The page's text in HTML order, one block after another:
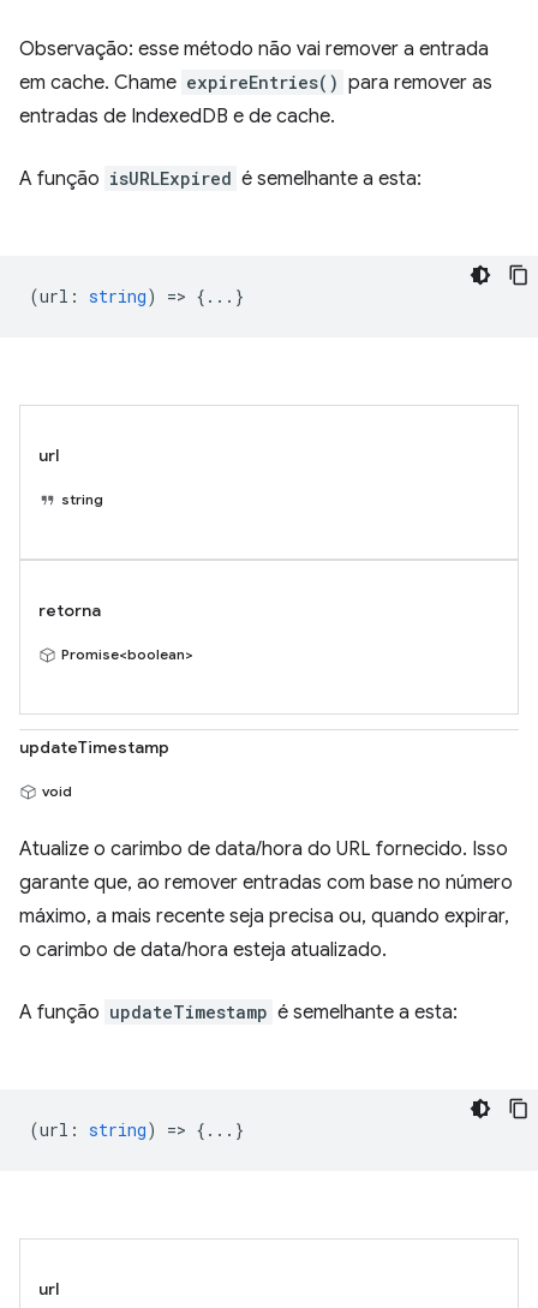
Observação: esse método não vai remover a entrada
em cache. Chame expireEntries() para remover as
entradas de IndexedDB e de cache.
A função isURLExpired é semelhante a esta:
(url : string) => {...}
url
string
retorna
Promise<boolean>
updateTimestamp
void
Atualize o carimbo de data/hora do URL fornecido. Isso
garante que, ao remover entradas com base no número
máximo, a mais recente seja precisa ou, quando expirar,
o carimbo de data/hora esteja atualizado.
A função updateTimestamp é semelhante a esta:
(url : string) => {...}
url